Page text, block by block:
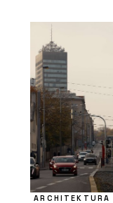
ARCHITEKTURA